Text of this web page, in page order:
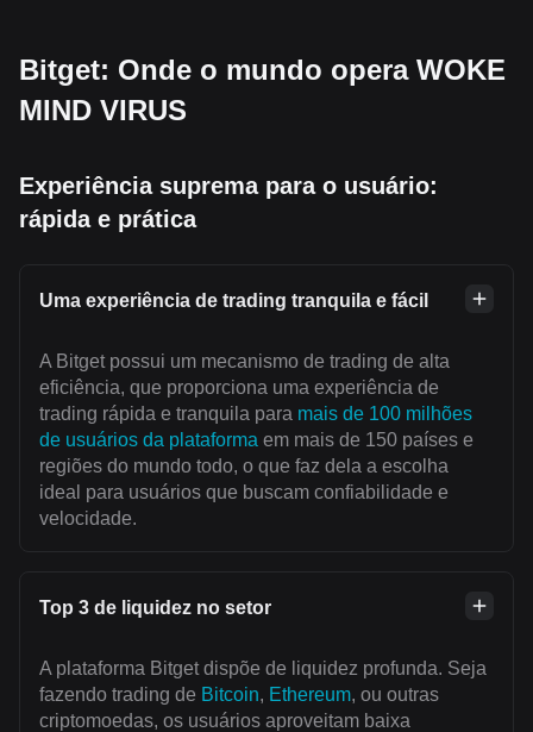
Bitget: Onde o mundo opera WOKE
MIND VIRUS
Experiência suprema para o usuário:
rápida e prática
Uma experiência de trading tranquila e fácil
A Bitget possui um mecanismo de trading de alta
eficiência, que proporciona uma experiência de
trading rápida e tranquila para mais de 100 milhões
de usuários da plataforma em mais de 150 países e
regiões do mundo todo, o que faz dela a escolha
ideal para usuários que buscam confiabilidade e
velocidade.
Top 3 de liquidez no setor
A plataforma Bitget dispõe de liquidez profunda. Seja
fazendo trading de Bitcoin, Ethereum, ou outras
criptomoedas, os usuários aproveitam baixa